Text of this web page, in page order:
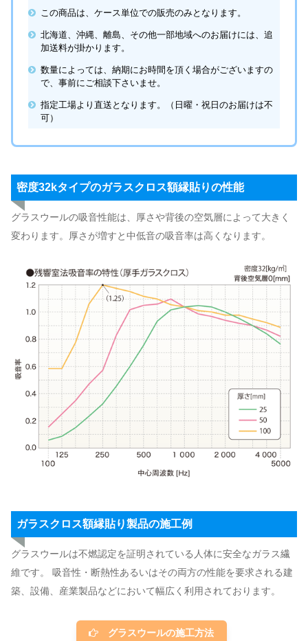
この商品は、ケース単位での販売のみとなります。
北海道、沖縄、離島、その他一部地域へのお届けには、追
加送料が掛かります。
数量によっては、納期にお時間を頂く場合がございますの
で、事前にご相談下さいませ。
指定工場より直送となります。（日曜・祝日のお届けは不
可）
密度32kタイプのガラスクロス額縁貼りの性能
グラスウールの吸音性能は、厚さや背後の空気層によって大きく
変わります。厚さが増すと中低音の吸音率は高くなります。
ガラスクロス額縁貼り製品の施工例
グラスウールは不燃認定を証明されている人体に安全なガラス繊
維です。 吸音性・断熱性あるいはその両方の性能を要求される建
築、設備、産業製品などにおいて幅広く利用されております。
グラスウールの施工方法